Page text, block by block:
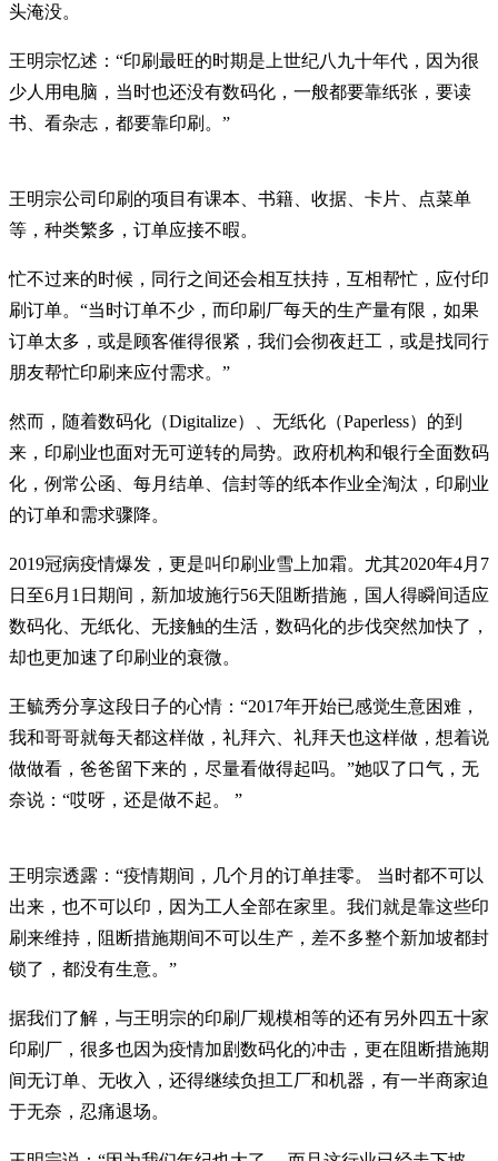
头淹没。
王明宗忆述：“印刷最旺的时期是上世纪八九十年代，因为很
少人用电脑，当时也还没有数码化，一般都要靠纸张，要读
书、看杂志，都要靠印刷。”
王明宗公司印刷的项目有课本、书籍、收据、卡片、点菜单
等，种类繁多，订单应接不暇。
忙不过来的时候，同行之间还会相互扶持，互相帮忙，应付印
刷订单。“当时订单不少，而印刷厂每天的生产量有限，如果
订单太多，或是顾客催得很紧，我们会彻夜赶工，或是找同行
朋友帮忙印刷来应付需求。”
然而，随着数码化（Digitalize）、无纸化（Paperless）的到
来，印刷业也面对无可逆转的局势。政府机构和银行全面数码
化，例常公函、每月结单、信封等的纸本作业全淘汰，印刷业
的订单和需求骤降。
2019冠病疫情爆发，更是叫印刷业雪上加霜。尤其2020年4月7
日至6月1日期间，新加坡施行56天阻断措施，国人得瞬间适应
数码化、无纸化、无接触的生活，数码化的步伐突然加快了，
却也更加速了印刷业的衰微。
王毓秀分享这段日子的心情：“2017年开始已感觉生意困难，
我和哥哥就每天都这样做，礼拜六、礼拜天也这样做，想着说
做做看，爸爸留下来的，尽量看做得起吗。”她叹了口气，无
奈说：“哎呀，还是做不起。 ”
王明宗透露：“疫情期间，几个月的订单挂零。 当时都不可以
出来，也不可以印，因为工人全部在家里。我们就是靠这些印
刷来维持，阻断措施期间不可以生产，差不多整个新加坡都封
锁了，都没有生意。”
据我们了解，与王明宗的印刷厂规模相等的还有另外四五十家
印刷厂，很多也因为疫情加剧数码化的冲击，更在阻断措施期
间无订单、无收入，还得继续负担工厂和机器，有一半商家迫
于无奈，忍痛退场。